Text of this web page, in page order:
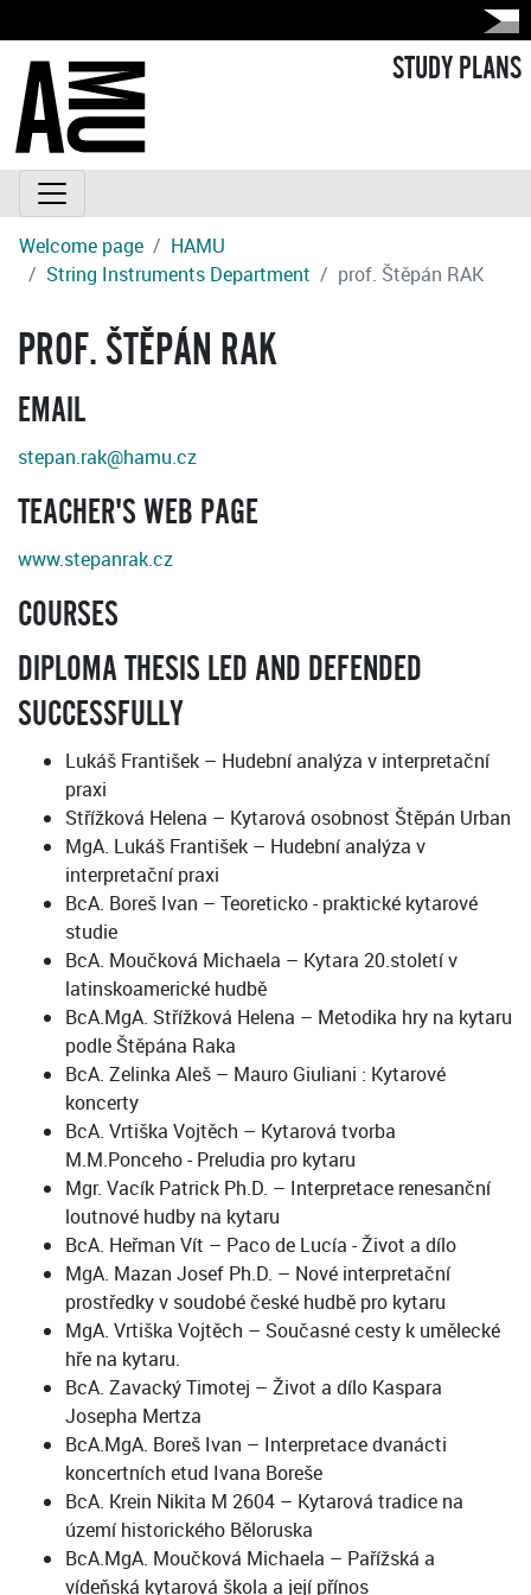
STUDY PLANS
Welcome page
HAMU
String Instruments Department
prof. Štěpán RAK
PROF. ŠTĚPÁN RAK
EMAIL
stepan.rak@hamu.cz
TEACHER'S WEB PAGE
www.stepanrak.cz
COURSES
DIPLOMA THESIS LED AND DEFENDED
SUCCESSFULLY
Lukáš František – Hudební analýza v interpretační
praxi
Střížková Helena – Kytarová osobnost Štěpán Urban
MgA. Lukáš František – Hudební analýza v
interpretační praxi
BcA. Boreš Ivan – Teoreticko - praktické kytarové
studie
BcA. Moučková Michaela – Kytara 20.století v
latinskoamerické hudbě
BcA.MgA. Střížková Helena – Metodika hry na kytaru
podle Štěpána Raka
BcA. Zelinka Aleš – Mauro Giuliani : Kytarové
koncerty
BcA. Vrtiška Vojtěch – Kytarová tvorba
M.M.Ponceho - Preludia pro kytaru
Mgr. Vacík Patrick Ph.D. – Interpretace renesanční
loutnové hudby na kytaru
BcA. Heřman Vít – Paco de Lucía - Život a dílo
MgA. Mazan Josef Ph.D. – Nové interpretační
prostředky v soudobé české hudbě pro kytaru
MgA. Vrtiška Vojtěch – Současné cesty k umělecké
hře na kytaru.
BcA. Zavacký Timotej – Život a dílo Kaspara
Josepha Mertza
BcA.MgA. Boreš Ivan – Interpretace dvanácti
koncertních etud Ivana Boreše
BcA. Krein Nikita M 2604 – Kytarová tradice na
území historického Běloruska
BcA.MgA. Moučková Michaela – Pařížská a
vídeňská kytarová škola a její přínos